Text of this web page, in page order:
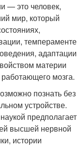
— это человек,
мир, который
темпераменте
адаптации
материи
мозга.
познать без
устройстве.
предполагает
высшей нервной
истории